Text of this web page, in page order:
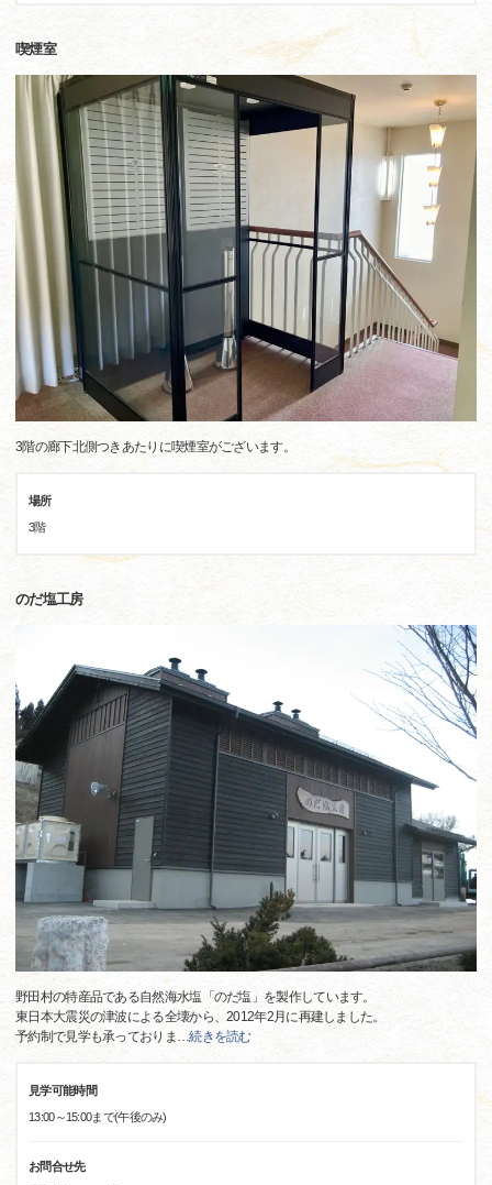
喫煙室
3階の廊下北側つきあたりに喫煙室がございます。
場所
3階
のだ塩工房
野田村の特産品である自然海水塩「のだ塩」を製作しています。
東日本大震災の津波による全壊から、2012年2月に再建しました。
予約制で見学も承っておりま …続きを読む
見学可能時間
13:00～15:00まで(午後のみ)
お問合せ先